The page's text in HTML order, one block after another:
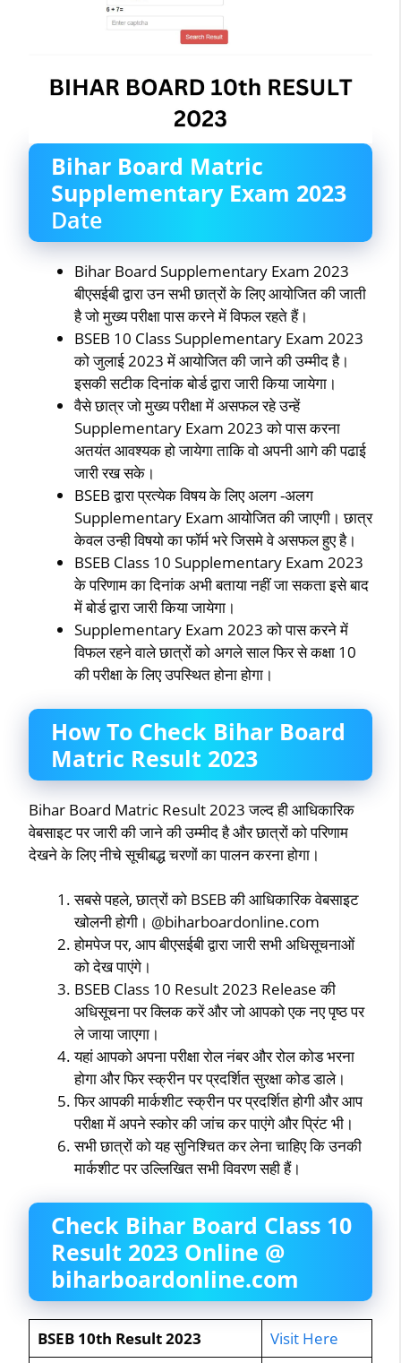
Bihar Board Matric
Supplementary Exam 2023
Date
Bihar Board Supplementary Exam 2023
बीएसईबी द्वारा उन सभी छात्रों के लिए आयोजित की जाती
है जो मुख्य परीक्षा पास करने में विफल रहते हैं।
BSEB 10 Class Supplementary Exam 2023
को जुलाई 2023 में आयोजित की जाने की उम्मीद है।
इसकी सटीक दिनांक बोर्ड द्वारा जारी किया जायेगा।
वैसे छात्र जो मुख्य परीक्षा में असफल रहे उन्हें
Supplementary Exam 2023 को पास करना
अतयंत आवश्यक हो जायेगा ताकि वो अपनी आगे की पढाई
जारी रख सके।
BSEB द्वारा प्रत्येक विषय के लिए अलग -अलग
Supplementary Exam आयोजित की जाएगी। छात्र
केवल उन्ही विषयो का फॉर्म भरे जिसमे वे असफल हुए है।
BSEB Class 10 Supplementary Exam 2023
के परिणाम का दिनांक अभी बताया नहीं जा सकता इसे बाद
में बोर्ड द्वारा जारी किया जायेगा।
Supplementary Exam 2023 को पास करने में
विफल रहने वाले छात्रों को अगले साल फिर से कक्षा 10
की परीक्षा के लिए उपस्थित होना होगा।
How To Check Bihar Board
Matric Result 2023
Bihar Board Matric Result 2023 जल्द ही आधिकारिक
वेबसाइट पर जारी की जाने की उम्मीद है और छात्रों को परिणाम
देखने के लिए नीचे सूचीबद्ध चरणों का पालन करना होगा।
सबसे पहले, छात्रों को BSEB की आधिकारिक वेबसाइट
खोलनी होगी। @biharboardonline.com
होमपेज पर, आप बीएसईबी द्वारा जारी सभी अधिसूचनाओं
को देख पाएंगे।
BSEB Class 10 Result 2023 Release की
अधिसूचना पर क्लिक करें और जो आपको एक नए पृष्ठ पर
ले जाया जाएगा।
यहां आपको अपना परीक्षा रोल नंबर और रोल कोड भरना
होगा और फिर स्क्रीन पर प्रदर्शित सुरक्षा कोड डाले।
फिर आपकी मार्कशीट स्क्रीन पर प्रदर्शित होगी और आप
परीक्षा में अपने स्कोर की जांच कर पाएंगे और प्रिंट भी।
सभी छात्रों को यह सुनिश्चित कर लेना चाहिए कि उनकी
मार्कशीट पर उल्लिखित सभी विवरण सही हैं।
Check Bihar Board Class 10
Result 2023 Online @
biharboardonline.com
BSEB 10th Result 2023 Visit Here